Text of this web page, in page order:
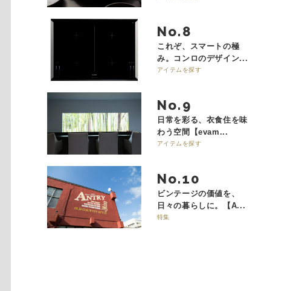
No.
これぞ、スマートの極
み。コンロのデザイン...
アイテムを探す
No.
日常を彩る、衣食住を味
わう空間【evam...
アイテムを探す
No.
ビンテージの価値を、
日々の暮らしに。【A...
特集